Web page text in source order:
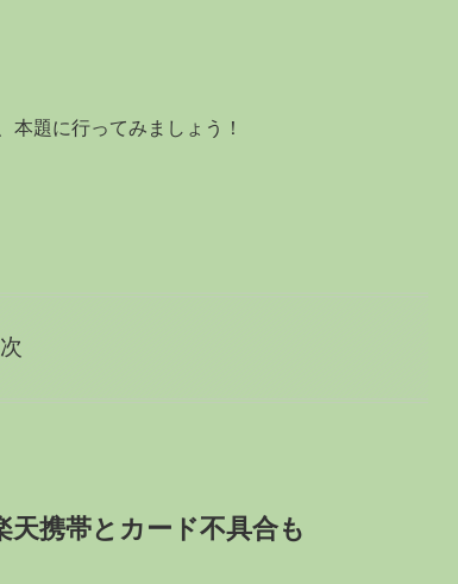
本題に行ってみましょう！
携帯とカード不具合も